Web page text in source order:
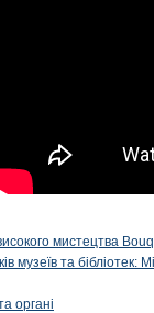
мистецтва
музеїв та
органі